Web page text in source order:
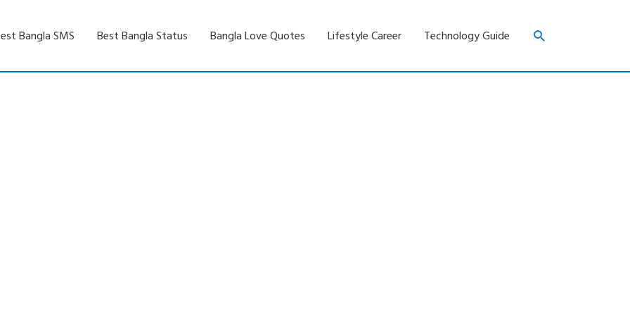
Bangla SMS Best Bangla Status Bangla Love Quotes Lifestyle Career Technology Guide Search